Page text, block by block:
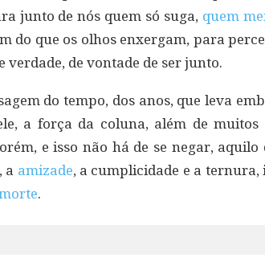
junto de nós quem só suga, quem
do que os olhos enxergam, para
verdade, de vontade de ser junto.
do tempo, dos anos, que leva
a força da coluna, além de muitos
e isso não há de se negar, aquilo
a amizade, a cumplicidade e a ternura,
.